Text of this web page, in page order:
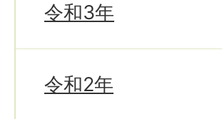
令和3年
令和2年